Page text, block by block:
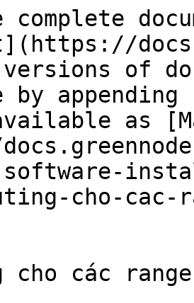
versions of
by
as
software-
cho-
cho các